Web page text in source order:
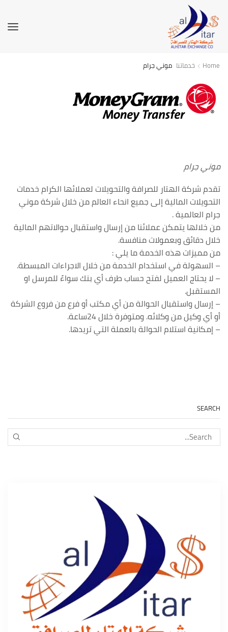
Home خدماتنا موني جرام
موني جرام
تقدم شركة الهتار للصرافة والتحويلات لعملائها الكرام خدمات
التحويلات المالية إلى جميع انحاء العالم من خلال شركة موني
جرام العالمية .
من خلالها يتمكن عملائنا من إرسال واستقبال حوالاتهم المالية
خلال دقائق وبعمولات منافسة.
من مميزات هذه الخدمة ما يلي :
– السهولة في استخدام الخدمة من خلال الاجراءات المبسطة.
– لا يحتاج العميل لفتح حساب طرف أي بنك سواءً للمرسل او
المستقبل.
– إرسال واستقبال الحوالة من أي مكتب أو فرع من فروع الشركة
أو أي وكيل من وكلائه. ومتوفرة خلال 24ساعة.
– إمكانية استلام الحوالة بالعملة التي تريدها.
SEARCH